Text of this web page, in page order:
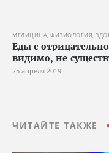
МЕДИЦИНА, ФИЗИОЛОГИЯ,
Еды с
видимо, не
25 апреля 2019
ЧИТАЙТЕ ТАКЖЕ